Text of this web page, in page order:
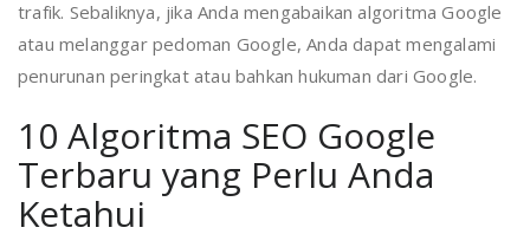
trafik. Sebaliknya, jika Anda mengabaikan algoritma Google
atau melanggar pedoman Google, Anda dapat mengalami
penurunan peringkat atau bahkan hukuman dari Google.
10 Algoritma SEO Google
Terbaru yang Perlu Anda
Ketahui